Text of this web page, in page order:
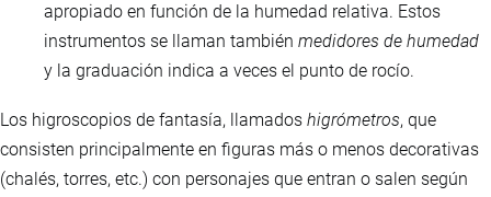
apropiado en función de la humedad relativa. Estos
instrumentos se llaman también medidores de humedad
y la graduación indica a veces el punto de rocío.
Los higroscopios de fantasía, llamados higrómetros, que
consisten principalmente en figuras más o menos decorativas
(chalés, torres, etc.) con personajes que entran o salen según